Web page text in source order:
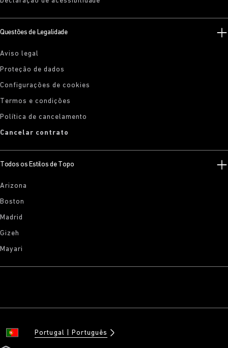
Questões de Legalidade
Aviso legal
Proteção de dados
Configurações de cookies
Termos e condições
Política de cancelamento
Cancelar contrato
Todos os Estilos de Topo
Arizona
Boston
Madrid
Gizeh
Mayari
Portugal Português